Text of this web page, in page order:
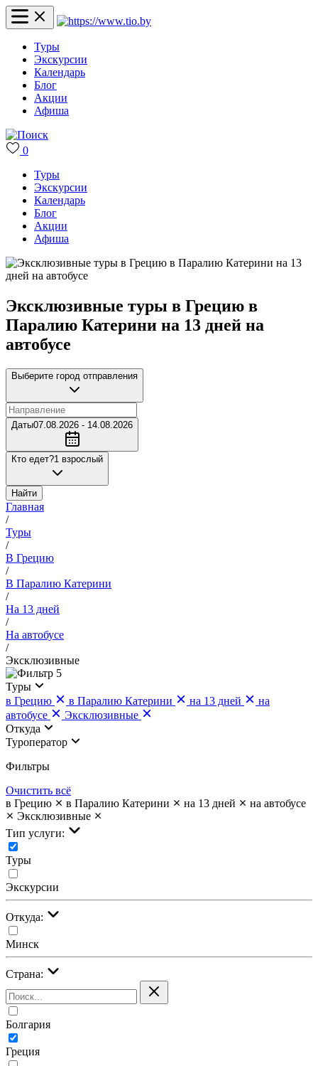
Туры
Экскурсии
Календарь
Блог
Акции
Афиша
0
Туры
Экскурсии
Календарь
Блог
Акции
Афиша
Эксклюзивные туры в Грецию в
Паралию Катерини на 13 дней на
автобусе
Выберите город отправления
Даты07.08.2026 - 14.08.2026
Кто едет?1 взрослый
Найти
Главная
/
Туры
/
В Грецию
/
В Паралию Катерини
/
На 13 дней
/
На автобусе
/
Эксклюзивные
5
Туры
в Грецию
в Паралию Катерини на 13 дней
на
автобусе
Эксклюзивные
Откуда
Туроператор
Фильтры
Очистить всё
в Грецию
в Паралию Катерини на 13 дней
на автобусе
Эксклюзивные
Тип услуги:
Туры
Экскурсии
Откуда:
Минск
Страна:
Болгария
Греция